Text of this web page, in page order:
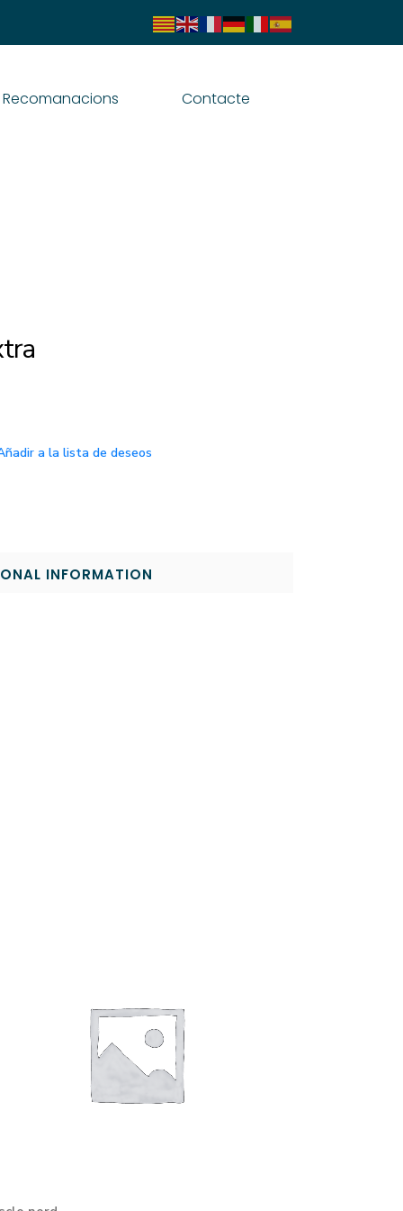
Recomanacions Contacte
a la lista de deseos
INFORMATION